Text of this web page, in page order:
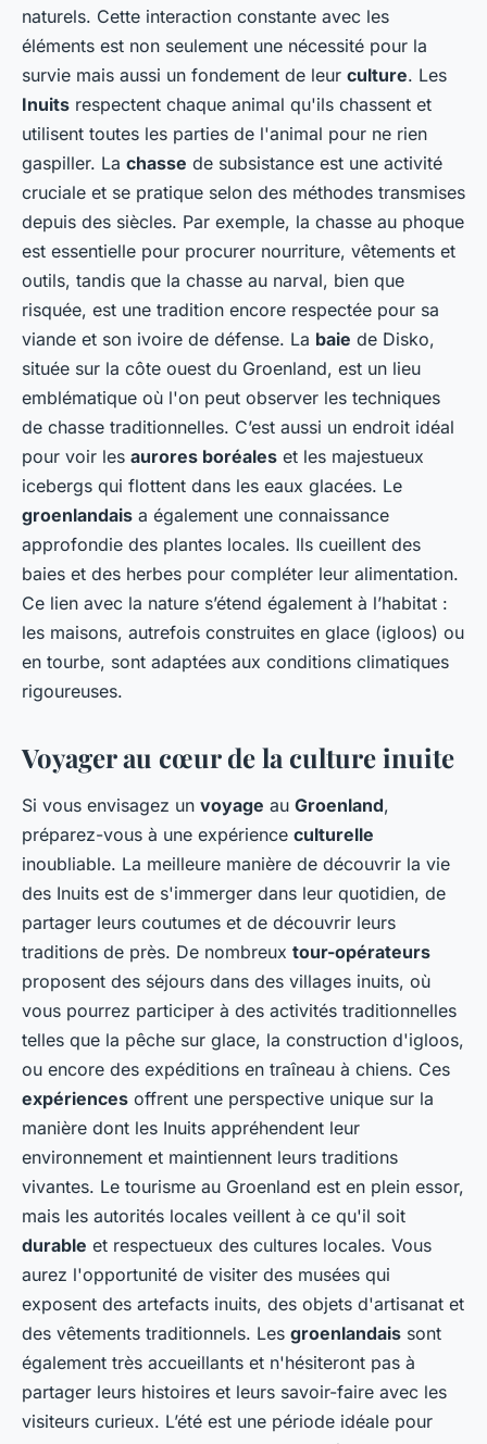
naturels. Cette interaction constante avec les
éléments est non seulement une nécessité pour la
survie mais aussi un fondement de leur culture. Les
Inuits respectent chaque animal qu'ils chassent et
utilisent toutes les parties de l'animal pour ne rien
gaspiller. La chasse de subsistance est une activité
cruciale et se pratique selon des méthodes transmises
depuis des siècles. Par exemple, la chasse au phoque
est essentielle pour procurer nourriture, vêtements et
outils, tandis que la chasse au narval, bien que
risquée, est une tradition encore respectée pour sa
viande et son ivoire de défense. La baie de Disko,
située sur la côte ouest du Groenland, est un lieu
emblématique où l'on peut observer les techniques
de chasse traditionnelles. C’est aussi un endroit idéal
pour voir les aurores boréales et les majestueux
icebergs qui flottent dans les eaux glacées. Le
groenlandais a également une connaissance
approfondie des plantes locales. Ils cueillent des
baies et des herbes pour compléter leur alimentation.
Ce lien avec la nature s’étend également à l’habitat :
les maisons, autrefois construites en glace (igloos) ou
en tourbe, sont adaptées aux conditions climatiques
rigoureuses.
Voyager au cœur de la culture inuite
Si vous envisagez un voyage au Groenland,
préparez-vous à une expérience culturelle
inoubliable. La meilleure manière de découvrir la vie
des Inuits est de s'immerger dans leur quotidien, de
partager leurs coutumes et de découvrir leurs
traditions de près. De nombreux tour-opérateurs
proposent des séjours dans des villages inuits, où
vous pourrez participer à des activités traditionnelles
telles que la pêche sur glace, la construction d'igloos,
ou encore des expéditions en traîneau à chiens. Ces
expériences offrent une perspective unique sur la
manière dont les Inuits appréhendent leur
environnement et maintiennent leurs traditions
vivantes. Le tourisme au Groenland est en plein essor,
mais les autorités locales veillent à ce qu'il soit
durable et respectueux des cultures locales. Vous
aurez l'opportunité de visiter des musées qui
exposent des artefacts inuits, des objets d'artisanat et
des vêtements traditionnels. Les groenlandais sont
également très accueillants et n'hésiteront pas à
partager leurs histoires et leurs savoir-faire avec les
visiteurs curieux. L’été est une période idéale pour